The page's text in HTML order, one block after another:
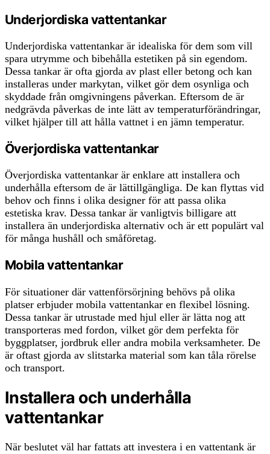
Underjordiska vattentankar
Underjordiska vattentankar är idealiska för dem som vill
spara utrymme och bibehålla estetiken på sin egendom.
Dessa tankar är ofta gjorda av plast eller betong och kan
installeras under markytan, vilket gör dem osynliga och
skyddade från omgivningens påverkan. Eftersom de är
nedgrävda påverkas de inte lätt av temperaturförändringar,
vilket hjälper till att hålla vattnet i en jämn temperatur.
Överjordiska vattentankar
Överjordiska vattentankar är enklare att installera och
underhålla eftersom de är lättillgängliga. De kan flyttas vid
behov och finns i olika designer för att passa olika
estetiska krav. Dessa tankar är vanligtvis billigare att
installera än underjordiska alternativ och är ett populärt val
för många hushåll och småföretag.
Mobila vattentankar
För situationer där vattenförsörjning behövs på olika
platser erbjuder mobila vattentankar en flexibel lösning.
Dessa tankar är utrustade med hjul eller är lätta nog att
transporteras med fordon, vilket gör dem perfekta för
byggplatser, jordbruk eller andra mobila verksamheter. De
är oftast gjorda av slitstarka material som kan tåla rörelse
och transport.
Installera och underhålla
vattentankar
När beslutet väl har fattats att investera i en vattentank är